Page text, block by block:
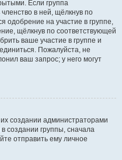
Если группа
в ней, щёлкнув по
одобрение на участие в группе,
щёлкнув по соответствующей
ваше участие в группе и
Пожалуйста, не
ваш запрос; у него могут
создании администраторами
создании группы, сначала
отправить ему личное